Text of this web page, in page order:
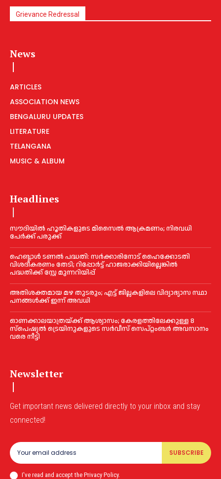
Grievance Redressal
News
ARTICLES
ASSOCIATION NEWS
BENGALURU UPDATES
LITERATURE
TELANGANA
MUSIC & ALBUM
Headlines
സൗദിയിൽ ഹൂതികളുടെ മിസൈൽ ആക്രമണം; നിരവധി
പേർക്ക് പരുക്ക്
ഹെബ്ബാൾ ടണൽ പദ്ധതി: സർക്കാരിനോട് ഹൈക്കോടതി
വിശദീകരണം തേടി; റിപ്പോർട്ട് ഹാജരാക്കിയില്ലെങ്കിൽ
പദ്ധതിക്ക് സ്റ്റേ മുന്നറിയിപ്പ്
അതിശക്തമായ മഴ തുടരും; എട്ട് ജി​ല്ല​ക​ളി​ലെ വി​ദ്യാ​ഭ്യാ​സ സ്ഥാ​
പ​ന​ങ്ങ​ൾ​ക്ക് ഇ​ന്ന് അ​വ​ധി
ഓണക്കാലയാത്രയ്ക്ക് ആശ്വാസം; കേരളത്തിലേക്കുള്ള 8
സ്പെഷ്യൽ ട്രെയിനുകളുടെ സർവീസ് സെപ്റ്റംബർ അവസാനം
വരെ നീട്ടി
Newsletter
Get important news delivered directly to your inbox and stay
connected!
SUBSCRIBE
I've read and accept the Privacy Policy.